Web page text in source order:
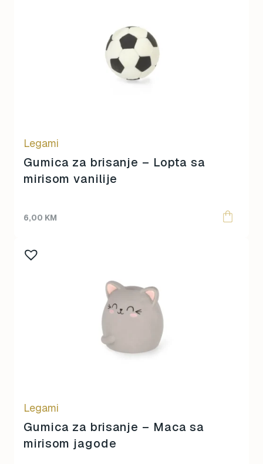
Legami
Gumica za brisanje – Lopta sa
mirisom vanilije
6,00 KM
Legami
Gumica za brisanje – Maca sa
mirisom jagode